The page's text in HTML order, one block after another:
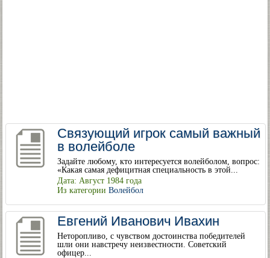
Связующий игрок самый важный
в волейболе
Задайте любому, кто интересуется волейболом, вопрос:
«Какая самая дефицитная специальность в этой...
Дата: Август 1984 года
Из категории Волейбол
Евгений Иванович Ивахин
Неторопливо, с чувством достоинства победителей
шли они навстречу неизвестности. Советский
офицер...